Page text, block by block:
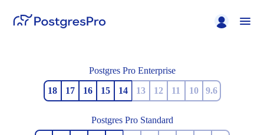
Postgres Pro Enterprise
18
17 16 15 14 13 12 11 10 9.6
Postgres Pro Standard